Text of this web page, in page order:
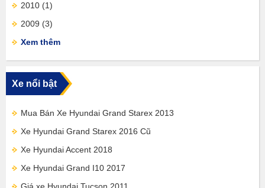
2010 (1)
2009 (3)
Xem thêm
Xe nổi bật
Mua Bán Xe Hyundai Grand Starex 2013
Xe Hyundai Grand Starex 2016 Cũ
Xe Hyundai Accent 2018
Xe Hyundai Grand I10 2017